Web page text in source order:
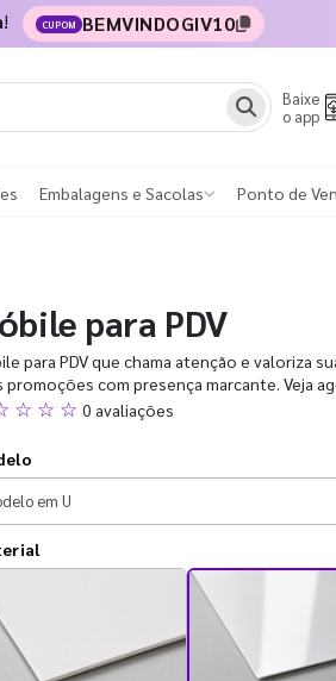
! CUPOM BEMVINDOGIV10
Baixe
o app
Embalagens e Sacolas Ponto de
para PDV
para PDV que chama atenção e valoriza
promoções com presença marcante. Veja
☆ ☆ ☆ 0 avaliações